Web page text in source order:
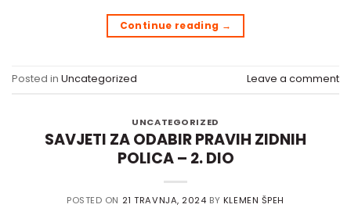
Continue reading →
Posted in Uncategorized Leave a comment
UNCATEGORIZED
SAVJETI ZA ODABIR PRAVIH ZIDNIH
POLICA – 2. DIO
POSTED ON 21 TRAVNJA, 2024 BY KLEMEN ŠPEH